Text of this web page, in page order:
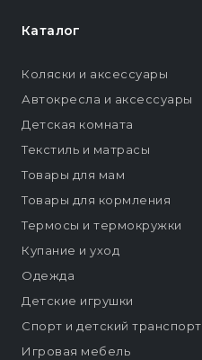
Каталог
Коляски и аксессуары
Автокресла и аксессуары
Детская комната
Текстиль и матрасы
Товары для мам
Товары для кормления
Термосы и термокружки
Купание и уход
Одежда
Детские игрушки
Спорт и детский транспорт
Игровая мебель